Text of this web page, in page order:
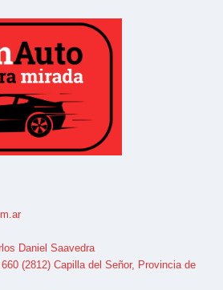
Daniel Saavedra
(2812) Capilla del Señor, Provincia de